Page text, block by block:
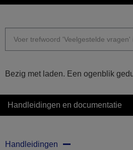
Bezig met laden. Een ogenblik
Handleidingen en documentatie
Handleidingen